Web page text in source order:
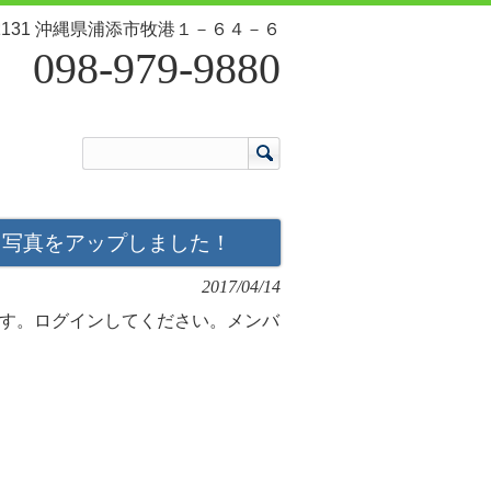
沖縄県浦添市牧港１－６４－６
098-979-9880
真をアップしました！
2017/04/14
。ログインしてください。メンバ